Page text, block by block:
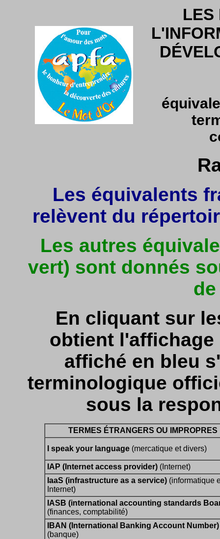
LES
Les équivalents
relèvent du
Les autres
vert) sont donnés
En cliquant sur
obtient
affiché en bleu
terminologique
sous la
TERMES ÉTRANGERS OU IMPROPRES
I speak your language (mercatique et divers)
IAP (Internet access provider) (Internet)
IaaS (infrastructure as a service) (informatique
Internet)
IASB (international accounting standards
(finances, comptabilité)
IBAN (International Banking Account Number)
(banque)